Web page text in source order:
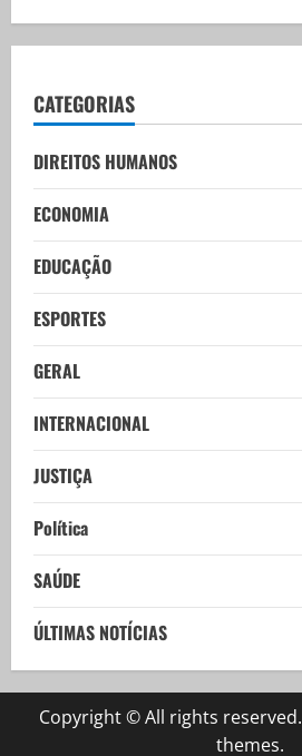
CATEGORIAS
DIREITOS HUMANOS
ECONOMIA
EDUCAÇÃO
ESPORTES
GERAL
INTERNACIONAL
JUSTIÇA
Política
SAÚDE
ÚLTIMAS NOTÍCIAS
Copyright © All rights reserved.
themes.